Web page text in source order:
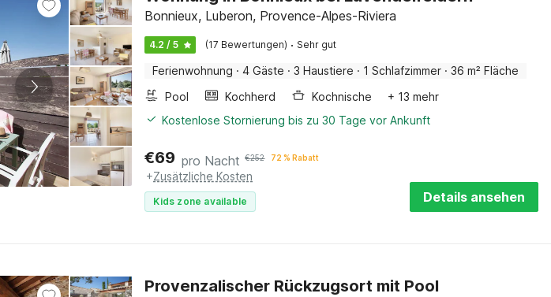
Bonnieux, Luberon, Provence-Alpes-Riviera
4.2 / 5 (17 Bewertungen) · Sehr gut
Ferienwohnung · 4 Gäste · 3 Haustiere · 1 Schlafzimmer · 36 m² Fläche
Pool
Kochherd Kochnische
+ 13 mehr
Kostenlose Stornierung bis zu 30 Tage vor Ankunft
€69 pro Nacht €252 72 % Rabatt
+Zusätzliche Kosten
Kids zone available Details ansehen
Provenzalischer Rückzugsort mit Pool